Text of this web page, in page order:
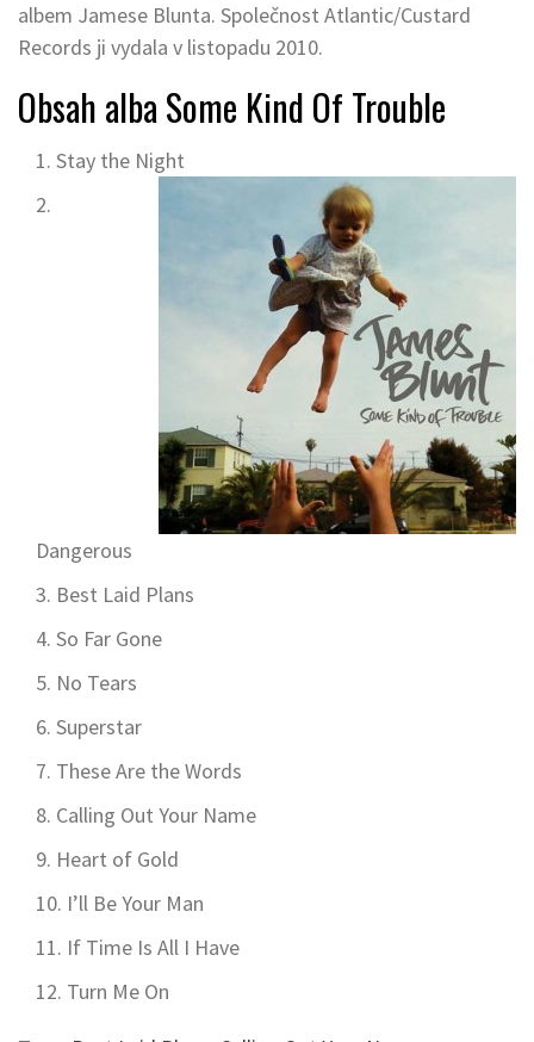
albem Jamese Blunta. Společnost Atlantic/Custard
Records ji vydala v listopadu 2010.
Obsah alba Some Kind Of Trouble
Stay the Night
Dangerous
Best Laid Plans
So Far Gone
No Tears
Superstar
These Are the Words
Calling Out Your Name
Heart of Gold
I’ll Be Your Man
If Time Is All I Have
Turn Me On